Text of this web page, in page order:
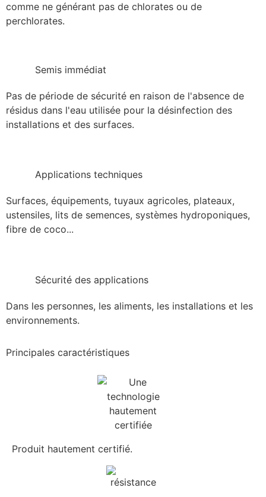
comme ne générant pas de chlorates ou de
perchlorates.
Semis immédiat
Pas de période de sécurité en raison de l'absence de
résidus dans l'eau utilisée pour la désinfection des
installations et des surfaces.
Applications techniques
Surfaces, équipements, tuyaux agricoles, plateaux,
ustensiles, lits de semences, systèmes hydroponiques,
fibre de coco...
Sécurité des applications
Dans les personnes, les aliments, les installations et les
environnements.
Principales caractéristiques
Produit hautement certifié.